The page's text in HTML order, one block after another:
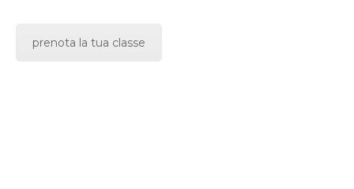
prenota la tua classe